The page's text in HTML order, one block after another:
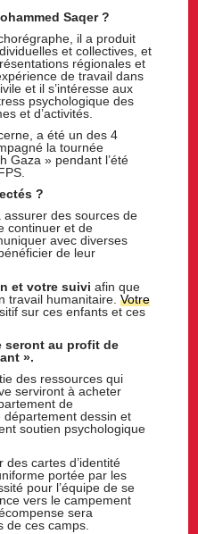
Saqer ?
il a produit
et collectives, et
régionales et
de travail dans
et il s’intéresse aux
psychologique des
et d’activités.
a été un des 4
la tournée
Gaza » pendant l’été
?
assurer des sources de
continuer et de
avec diverses
de leur
et votre suivi afin que
travail humanitaire.Votre
sur ces enfants et ces
seront au profit de
».
des ressources qui
serviront à acheter
de
dessin et
soutien psychologique
des cartes d’identité
portée par les
pour l’équipe de se
vers le campement
sera
de ces camps.